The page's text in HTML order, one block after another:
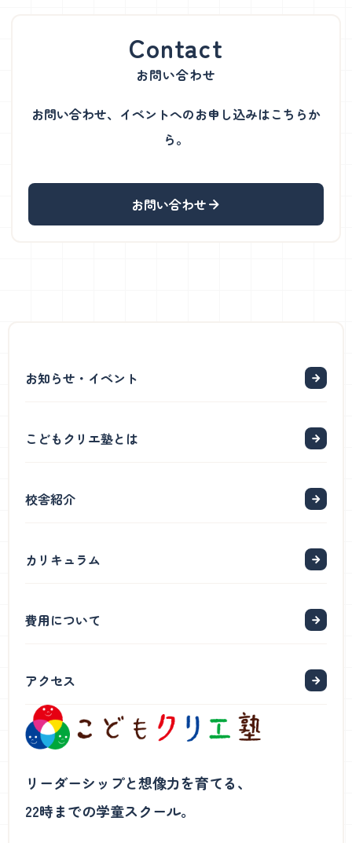
お問い合わせ
お問い合わせ、イベントへのお申し込みはこちらか
ら。
お問い合わせ
リーダーシップと想像力を育てる、
22時までの学童スクール。
お知らせ・イベント
こどもクリエ塾とは
校舎紹介
カリキュラム
費用について
アクセス